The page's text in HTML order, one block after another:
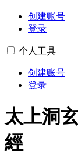
创建账号
登录
个人工具
创建账号
登录
太上洞
經